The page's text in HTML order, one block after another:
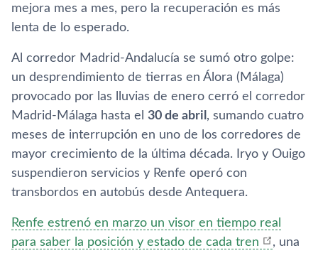
mejora mes a mes, pero la recuperación es más
lenta de lo esperado.
Al corredor Madrid-Andalucía se sumó otro golpe:
un desprendimiento de tierras en Álora (Málaga)
provocado por las lluvias de enero cerró el corredor
Madrid-Málaga hasta el 30 de abril , sumando cuatro
meses de interrupción en uno de los corredores de
mayor crecimiento de la última década. Iryo y Ouigo
suspendieron servicios y Renfe operó con
transbordos en autobús desde Antequera.
Renfe estrenó en marzo un visor en tiempo real
para saber la posición y estado de cada tren
, una